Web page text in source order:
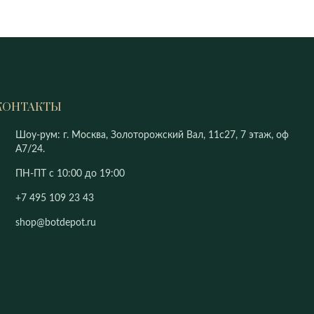
Шоу-рум: г. Москва, Золоторожский Вал, 11с27, 7 этаж, оф
А7/24.
ПН-ПТ с 10:00 до 19:00
+7 495 109 23 43
shop@botdepot.ru